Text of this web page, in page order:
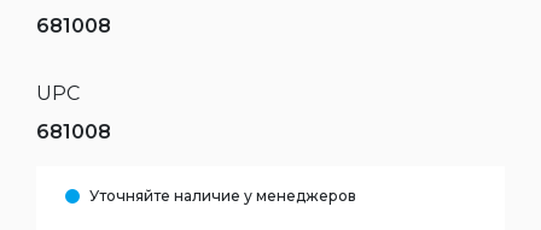
681008
UPC
681008
Уточняйте наличие у менеджеров